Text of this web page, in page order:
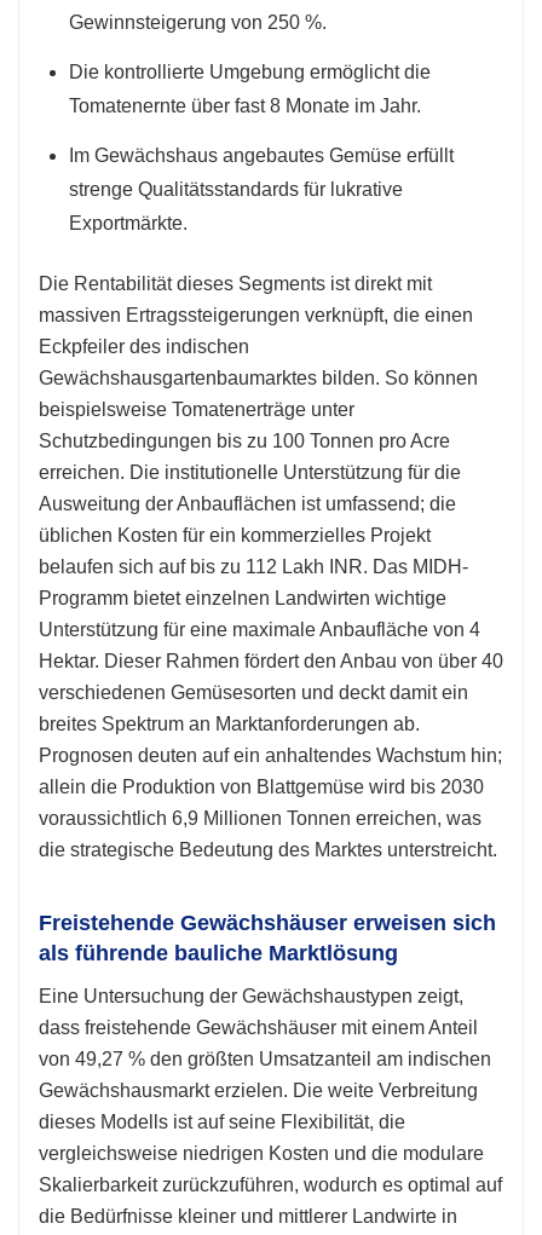
Gewinnsteigerung von 250 %.
Die kontrollierte Umgebung ermöglicht die
Tomatenernte über fast 8 Monate im Jahr.
Im Gewächshaus angebautes Gemüse erfüllt
strenge Qualitätsstandards für lukrative
Exportmärkte.
Die Rentabilität dieses Segments ist direkt mit
massiven Ertragssteigerungen verknüpft, die einen
Eckpfeiler des indischen
Gewächshausgartenbaumarktes bilden. So können
beispielsweise Tomatenerträge unter
Schutzbedingungen bis zu 100 Tonnen pro Acre
erreichen. Die institutionelle Unterstützung für die
Ausweitung der Anbauflächen ist umfassend; die
üblichen Kosten für ein kommerzielles Projekt
belaufen sich auf bis zu 112 Lakh INR. Das MIDH-
Programm bietet einzelnen Landwirten wichtige
Unterstützung für eine maximale Anbaufläche von 4
Hektar. Dieser Rahmen fördert den Anbau von über 40
verschiedenen Gemüsesorten und deckt damit ein
breites Spektrum an Marktanforderungen ab.
Prognosen deuten auf ein anhaltendes Wachstum hin;
allein die Produktion von Blattgemüse wird bis 2030
voraussichtlich 6,9 Millionen Tonnen erreichen, was
die strategische Bedeutung des Marktes unterstreicht.
Freistehende Gewächshäuser erweisen sich
als führende bauliche Marktlösung
Eine Untersuchung der Gewächshaustypen zeigt,
dass freistehende Gewächshäuser mit einem Anteil
von 49,27 % den größten Umsatzanteil am indischen
Gewächshausmarkt erzielen. Die weite Verbreitung
dieses Modells ist auf seine Flexibilität, die
vergleichsweise niedrigen Kosten und die modulare
Skalierbarkeit zurückzuführen, wodurch es optimal auf
die Bedürfnisse kleiner und mittlerer Landwirte in